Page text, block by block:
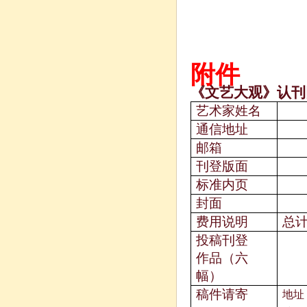
附件
《文艺大观》认
艺术家姓名
通信地址
邮箱
刊登版面
标准内页
封面
费用说明
总
投稿刊登
作品（六
幅）
稿件请寄
地址